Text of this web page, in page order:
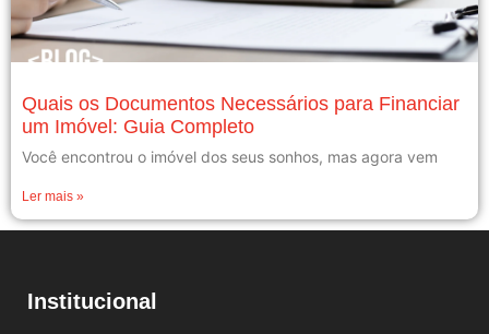
Quais os Documentos Necessários para Financiar
um Imóvel: Guia Completo
Você encontrou o imóvel dos seus sonhos, mas agora vem
Ler mais »
Institucional